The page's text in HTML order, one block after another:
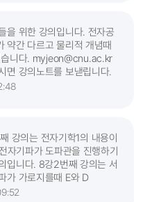
을 위한 강의입니다. 전자공
약간 다르고 물리적 개념때
니다. myjeon@cnu.ac.kr
면 강의노트를 보낻립니다.
강의는 전자기학1의 내용이
자기파가 도파관을 진행하기
입니다. 8강2번째 강의는 서
가 가로지를때 E와 D